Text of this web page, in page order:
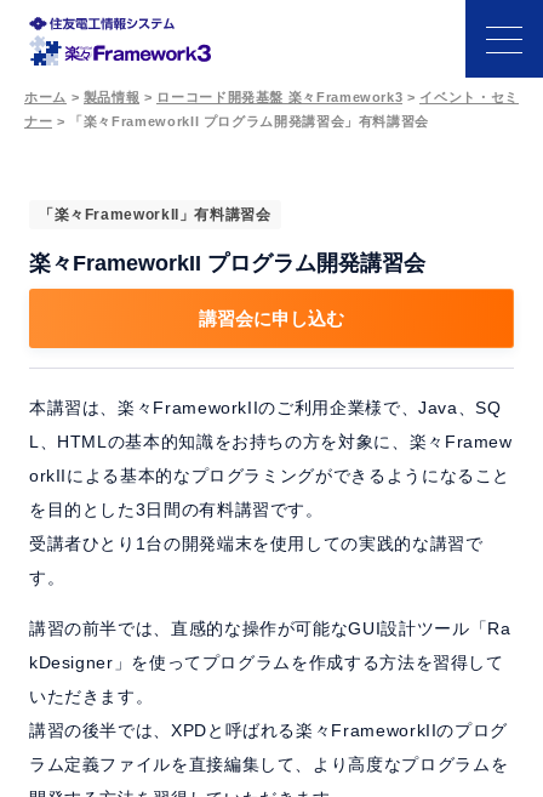
機能
開発シーン
事例
サポート・パートナー
価格
よくある質問
セミナー
クラウド版検討の方へ
お問い合わせ／資料請求
ホーム > 製品情報 > ローコード開発基盤 楽々Framework3 > イベント・セミ
ナー > 「楽々FrameworkII プログラム開発講習会」有料講習会
「楽々FrameworkII」有料講習会
楽々FrameworkII プログラム開発講習会
講習会に申し込む
本講習は、楽々FrameworkIIのご利用企業様で、Java、SQ
L、HTMLの基本的知識をお持ちの方を対象に、楽々Framew
orkIIによる基本的なプログラミングができるようになること
を目的とした3日間の有料講習です。
受講者ひとり1台の開発端末を使用しての実践的な講習で
す。
講習の前半では、直感的な操作が可能なGUI設計ツール「Ra
kDesigner」を使ってプログラムを作成する方法を習得して
いただきます。
講習の後半では、XPDと呼ばれる楽々FrameworkIIのプログ
ラム定義ファイルを直接編集して、より高度なプログラムを